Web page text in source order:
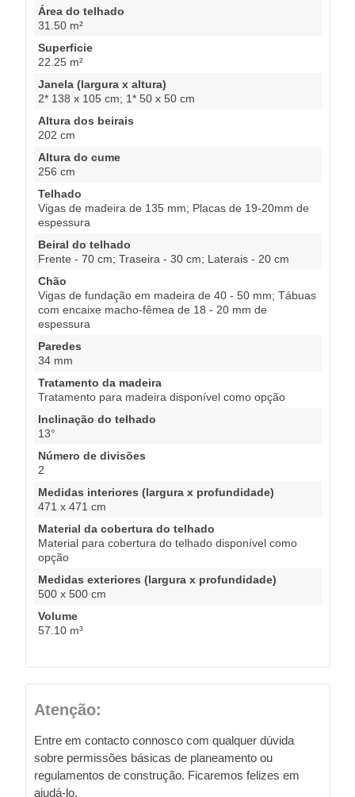
Área do telhado
31.50 m²
Superficie
22.25 m²
Janela (largura x altura)
2* 138 x 105 cm; 1* 50 x 50 cm
Altura dos beirais
202 cm
Altura do cume
256 cm
Telhado
Vigas de madeira de 135 mm; Placas de 19-20mm de
espessura
Beiral do telhado
Frente - 70 cm; Traseira - 30 cm; Laterais - 20 cm
Chão
Vigas de fundação em madeira de 40 - 50 mm; Tábuas
com encaixe macho-fêmea de 18 - 20 mm de
espessura
Paredes
34 mm
Tratamento da madeira
Tratamento para madeira disponível como opção
Inclinação do telhado
13°
Número de divisões
2
Medidas interiores (largura x profundidade)
471 x 471 cm
Material da cobertura do telhado
Material para cobertura do telhado disponível como
opção
Medidas exteriores (largura x profundidade)
500 x 500 cm
Volume
57.10 m³
Atenção:
Entre em contacto connosco com qualquer dúvida
sobre permissões básicas de planeamento ou
regulamentos de construção. Ficaremos felizes em
ajudá-lo.